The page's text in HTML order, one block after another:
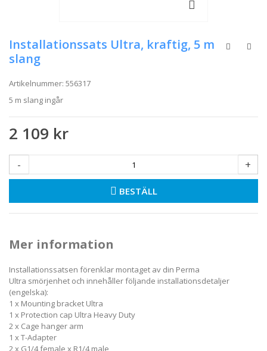
Installationssats Ultra, kraftig, 5 m
slang
Artikelnummer: 556317
5 m slang ingår
2 109 kr
- +
BESTÄLL
Mer information
Installationssatsen förenklar montaget av din Perma
Ultra smörjenhet och innehåller följande installationsdetaljer
(engelska):
1 x Mounting bracket Ultra
1 x Protection cap Ultra Heavy Duty
2 x Cage hanger arm
1 x T-Adapter